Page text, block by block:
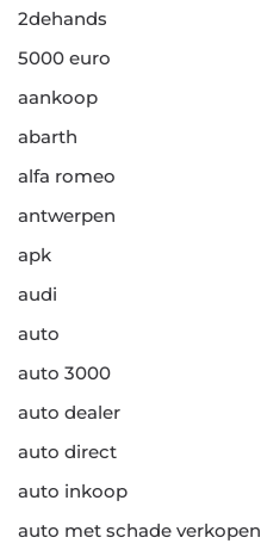
2dehands
5000 euro
aankoop
abarth
alfa romeo
antwerpen
apk
audi
auto
auto 3000
auto dealer
auto direct
auto inkoop
auto met schade verkopen